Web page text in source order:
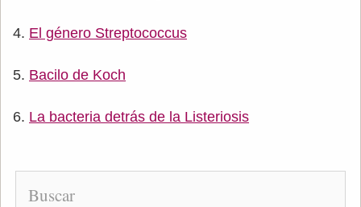
El género Streptococcus
Bacilo de Koch
La bacteria detrás de la Listeriosis
Buscar